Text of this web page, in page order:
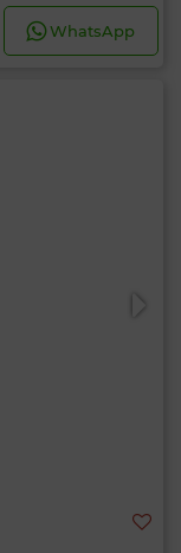
WhatsApp